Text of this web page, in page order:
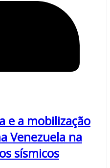
e a mobilização
Venezuela na
sísmicos